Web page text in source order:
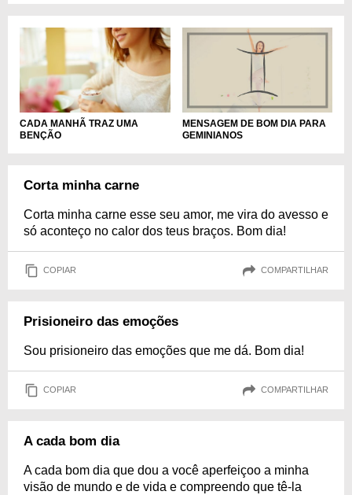
CADA MANHÃ TRAZ UMA
BENÇÃO
MENSAGEM DE BOM DIA PARA
GEMINIANOS
Corta minha carne
Corta minha carne esse seu amor, me vira do avesso e
só aconteço no calor dos teus braços. Bom dia!
COPIAR COMPARTILHAR
Prisioneiro das emoções
Sou prisioneiro das emoções que me dá. Bom dia!
COPIAR COMPARTILHAR
A cada bom dia
A cada bom dia que dou a você aperfeiçoo a minha
visão de mundo e de vida e compreendo que tê-la